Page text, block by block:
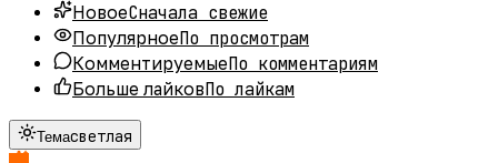
НовоеСначала свежие
ПопулярноеПо просмотрам
КомментируемыеПо комментариям
Больше лайковПо лайкам
Темасветлая